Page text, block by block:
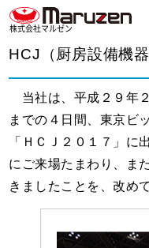
株式会社マルゼン
HCJ（厨房設備機
当社は、平成２９年
までの４日間、東京ビ
「ＨＣＪ２０１７」に
にご来場たまわり、ま
きましたことを、改め